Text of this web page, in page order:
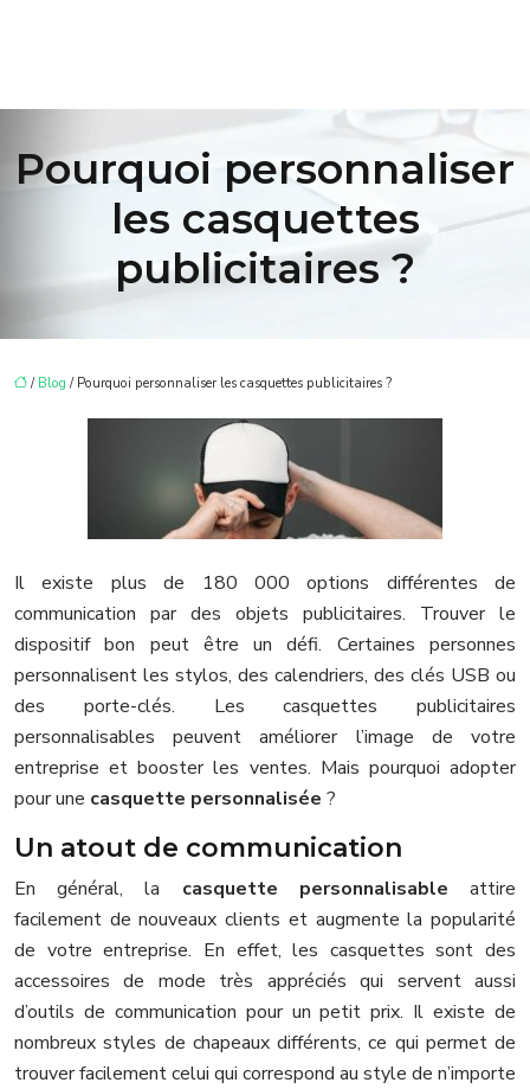
Pourquoi personnaliser
les casquettes
publicitaires ?
/ Blog / Pourquoi personnaliser les casquettes publicitaires ?
Il existe plus de 180 000 options différentes de
communication par des objets publicitaires. Trouver le
dispositif bon peut être un défi. Certaines personnes
personnalisent les stylos, des calendriers, des clés USB ou
des porte-clés. Les casquettes publicitaires
personnalisables peuvent améliorer l’image de votre
entreprise et booster les ventes. Mais pourquoi adopter
pour une casquette personnalisée ?
Un atout de communication
En général, la casquette personnalisable attire
facilement de nouveaux clients et augmente la popularité
de votre entreprise. En effet, les casquettes sont des
accessoires de mode très appréciés qui servent aussi
d’outils de communication pour un petit prix. Il existe de
nombreux styles de chapeaux différents, ce qui permet de
trouver facilement celui qui correspond au style de n’importe